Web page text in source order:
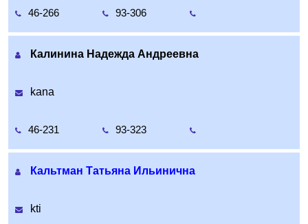
46-266 93-306
Калинина Надежда Андреевна
kana
46-231 93-323
Кальтман Татьяна Ильинична
kti